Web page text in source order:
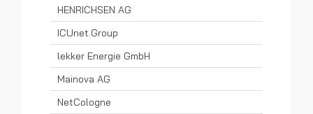
HENRICHSEN AG
ICUnet.Group
lekker Energie GmbH
Mainova AG
NetCologne